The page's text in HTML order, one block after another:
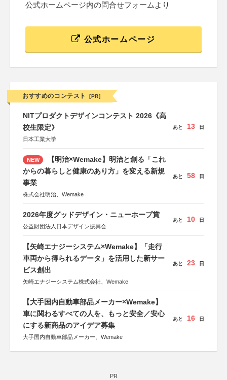
公式ホームページ内の問合せフォームより
公式ホームページ
おすすめのコンテスト [PR]
NITプロダクトデザインコンテスト 2026《高
校生限定》
日本工業大学
あと 13 日
NEW
【明治×Wemake】明治と創る「これ
からの暮らしと健康のあり方」を変える新規
事業
株式会社明治、Wemake
あと 58 日
2026年度グッドデザイン・ニューホープ賞
公益財団法人日本デザイン振興会
あと 10 日
【矢崎エナジーシステム×Wemake】「走行
車両から得られるデータ」を活用した新サー
ビス創出
矢崎エナジーシステム株式会社、Wemake
あと 23 日
【大手国内自動車部品メーカー×Wemake】
車に関わるすべての人を、もっと安全／安心
にする新商品のアイデア募集
大手国内自動車部品メーカー、Wemake
あと 16 日
PR